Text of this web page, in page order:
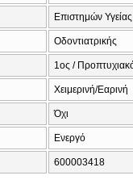
Επιστημών Υγείας
Οδοντιατρικής
1ος /
Χειμερινή/Εαρινή
Όχι
Ενεργό
600003418